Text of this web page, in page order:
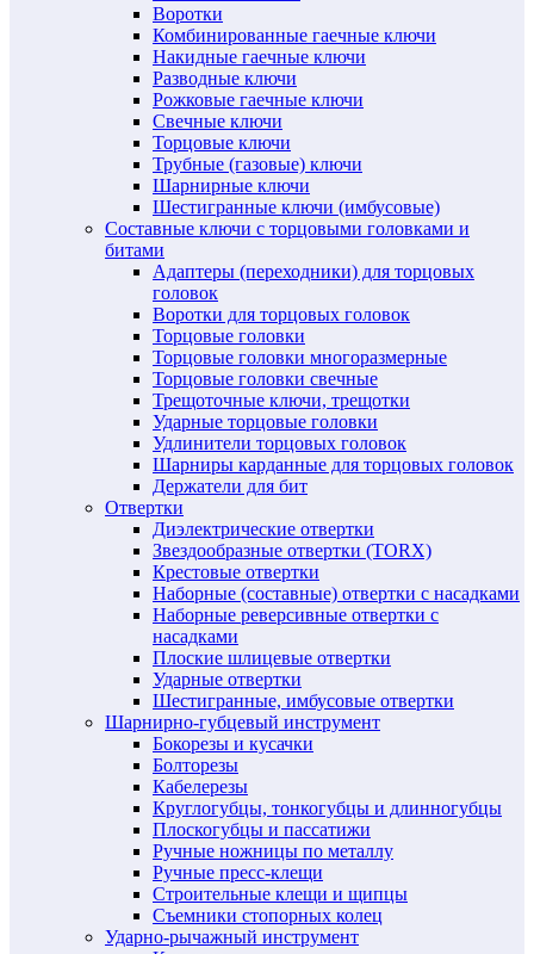
Воротки
Комбинированные гаечные ключи
Накидные гаечные ключи
Разводные ключи
Рожковые гаечные ключи
Свечные ключи
Торцовые ключи
Трубные (газовые) ключи
Шарнирные ключи
Шестигранные ключи (имбусовые)
Составные ключи с торцовыми головками и
битами
Адаптеры (переходники) для торцовых
головок
Воротки для торцовых головок
Торцовые головки
Торцовые головки многоразмерные
Торцовые головки свечные
Трещоточные ключи, трещотки
Ударные торцовые головки
Удлинители торцовых головок
Шарниры карданные для торцовых головок
Держатели для бит
Отвертки
Диэлектрические отвертки
Звездообразные отвертки (TORX)
Крестовые отвертки
Наборные (составные) отвертки с насадками
Наборные реверсивные отвертки с
насадками
Плоские шлицевые отвертки
Ударные отвертки
Шестигранные, имбусовые отвертки
Шарнирно-губцевый инструмент
Бокорезы и кусачки
Болторезы
Кабелерезы
Круглогубцы, тонкогубцы и длинногубцы
Плоскогубцы и пассатижи
Ручные ножницы по металлу
Ручные пресс-клещи
Строительные клещи и щипцы
Съемники стопорных колец
Ударно-рычажный инструмент